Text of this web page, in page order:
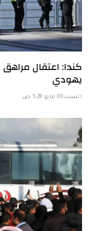
كندا: اعتقال
يهودي
السبت 09 مايو 5:28 ص